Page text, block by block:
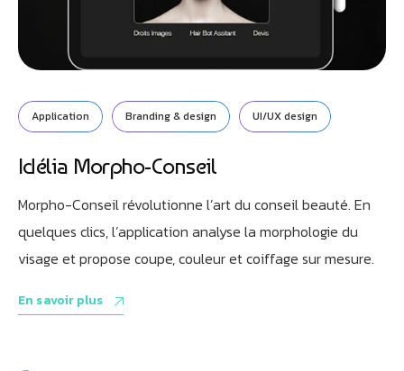
Application Branding & design UI/UX design
Idélia Morpho-Conseil
Morpho-Conseil révolutionne l’art du conseil beauté. En
quelques clics, l’application analyse la morphologie du
visage et propose coupe, couleur et coiffage sur mesure.
En savoir plus